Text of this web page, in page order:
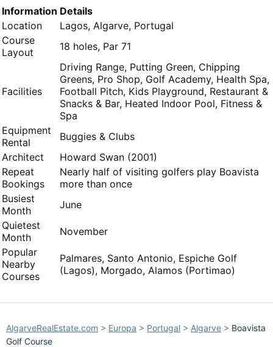
Information Details
Location
Lagos, Algarve, Portugal
Course
Layout
18 holes, Par 71
Facilities
Driving Range, Putting Green, Chipping
Greens, Pro Shop, Golf Academy, Health Spa,
Football Pitch, Kids Playground, Restaurant &
Snacks & Bar, Heated Indoor Pool, Fitness &
Spa
Equipment
Rental
Buggies & Clubs
Architect
Howard Swan (2001)
Repeat
Bookings
Nearly half of visiting golfers play Boavista
more than once
Busiest
Month
June
Quietest
Month
November
Popular
Nearby
Courses
Palmares, Santo Antonio, Espiche Golf
(Lagos), Morgado, Alamos (Portimao)
AlgarveRealEstate.com > Europa > Portugal > Algarve > Boavista
Golf Course